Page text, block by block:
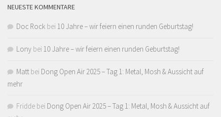
NEUESTE KOMMENTARE
Doc Rock bei 10 Jahre – wir feiern einen runden Geburtstag!
Lony bei 10 Jahre – wir feiern einen runden Geburtstag!
Matt bei Dong Open Air 2025 – Tag 1: Metal, Mosh & Aussicht auf
mehr
Fridde bei Dong Open Air 2025 – Tag 1: Metal, Mosh & Aussicht auf